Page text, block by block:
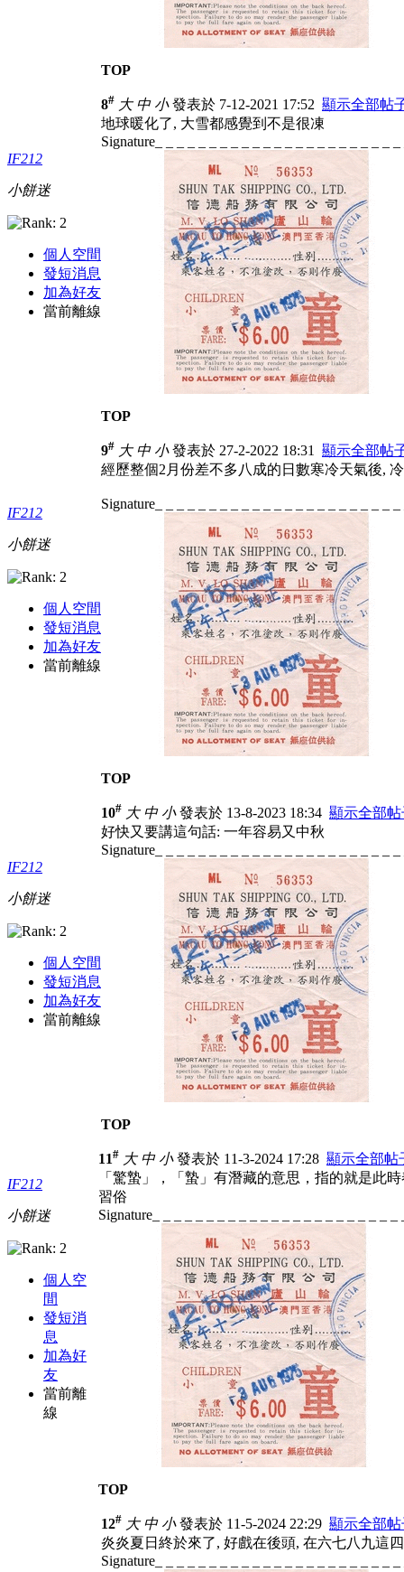
TOP
IF212
小餅迷
個人空間
發短消息
加為好友
當前離線
8# 大 中 小發表於 7-12-2021 17:52 顯示全部帖
地球暖化了, 大雪都感覺到不是很凍
Signature_ _ _ _ _ _ _ _ _ _ _ _ _ _ _ _ _ _ _ _ _ _
TOP
IF212
小餅迷
個人空間
發短消息
加為好友
當前離線
9# 大 中 小發表於 27-2-2022 18:31 顯示全部帖
經歷整個2月份差不多八成的日數寒冷天氣後,
Signature_ _ _ _ _ _ _ _ _ _ _ _ _ _ _ _ _ _ _ _ _ _
TOP
IF212
小餅迷
個人空間
發短消息
加為好友
當前離線
10# 大 中 小發表於 13-8-2023 18:34 顯示全部帖
好快又要講這句話: 一年容易又中秋
Signature_ _ _ _ _ _ _ _ _ _ _ _ _ _ _ _ _ _ _ _ _ _
TOP
IF212
小餅迷
個人空
間
發短消
息
加為好
友
當前離
線
11# 大 中 小發表於 11-3-2024 17:28 顯示全部帖
「驚蟄」，「蟄」有潛藏的意思，指的就是此
習俗
Signature_ _ _ _ _ _ _ _ _ _ _ _ _ _ _ _ _ _ _ _ _ _ _
TOP
12# 大 中 小發表於 11-5-2024 22:29 顯示全部帖
炎炎夏日終於來了, 好戲在後頭, 在六七八九這
Signature_ _ _ _ _ _ _ _ _ _ _ _ _ _ _ _ _ _ _ _ _ _